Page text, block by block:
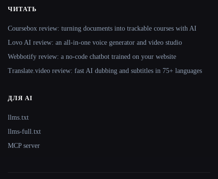
ЧИТАТЬ
Coursebox review: turning documents into trackable courses with AI
Lovo AI review: an all-in-one voice generator and video studio
Webbotify review: a no-code chatbot trained on your website
Translate.video review: fast AI dubbing and subtitles in 75+ languages
ДЛЯ AI
llms.txt
llms-full.txt
MCP server